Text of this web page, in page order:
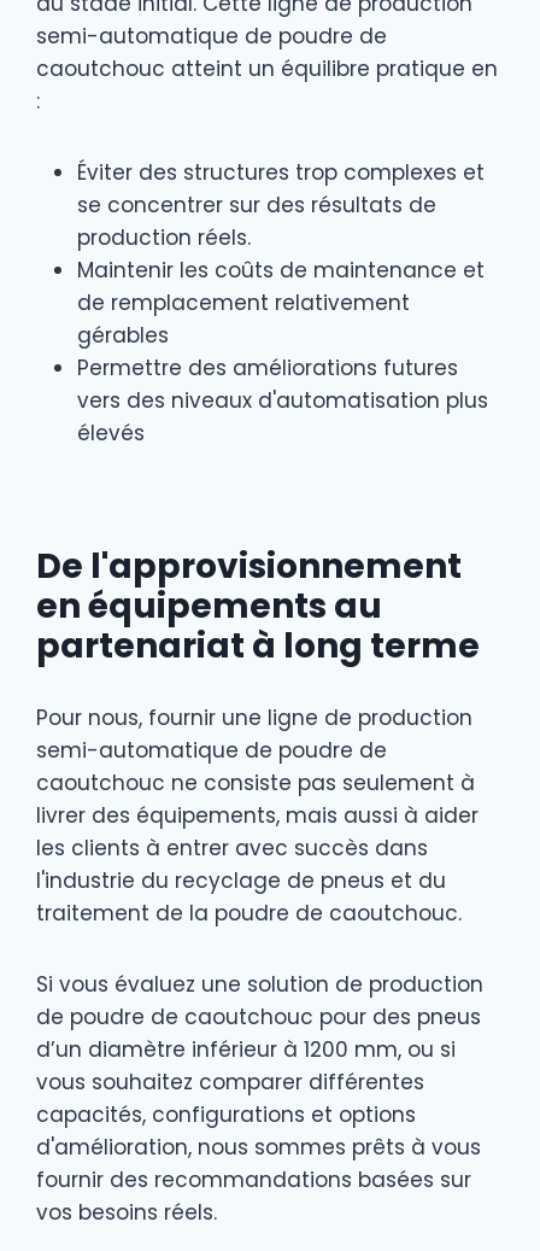
semi-automatique de poudre de
caoutchouc atteint un équilibre pratique en
:
Éviter des structures trop complexes et
se concentrer sur des résultats de
production réels.
Maintenir les coûts de maintenance et
de remplacement relativement
gérables
Permettre des améliorations futures
vers des niveaux d'automatisation plus
élevés
De l'approvisionnement
en équipements au
partenariat à long terme
Pour nous, fournir une ligne de production
semi-automatique de poudre de
caoutchouc ne consiste pas seulement à
livrer des équipements, mais aussi à aider
les clients à entrer avec succès dans
l'industrie du recyclage de pneus et du
traitement de la poudre de caoutchouc.
Si vous évaluez une solution de production
de poudre de caoutchouc pour des pneus
d’un diamètre inférieur à 1200 mm, ou si
vous souhaitez comparer différentes
capacités, configurations et options
d'amélioration, nous sommes prêts à vous
fournir des recommandations basées sur
vos besoins réels.